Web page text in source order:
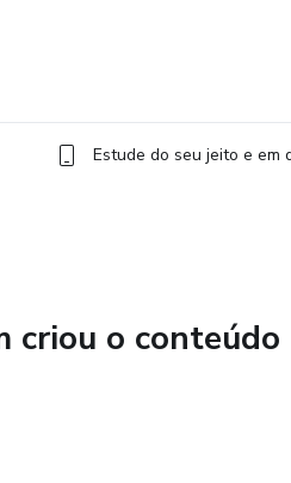
Estude do seu jeito e em
criou o conteúdo